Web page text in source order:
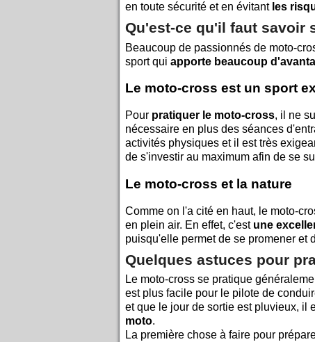
en toute sécurité et en évitant les
Qu'est-ce qu'il faut savoir
Beaucoup de passionnés de moto-
sport qui apporte beaucoup
Le moto-cross est un sport
Pour pratiquer le moto-cross, il ne
nécessaire en plus des séances
activités physiques et il est très
de s'investir au maximum afin de se
Le moto-cross et la nature
Comme on l'a cité en haut, le moto-
en plein air. En effet, c'est une
puisqu'elle permet de se promener et
Quelques astuces pour
Le moto-cross se pratique
est plus facile pour le pilote de
et que le jour de sortie est pluvieux, il
moto.
La première chose à faire pour